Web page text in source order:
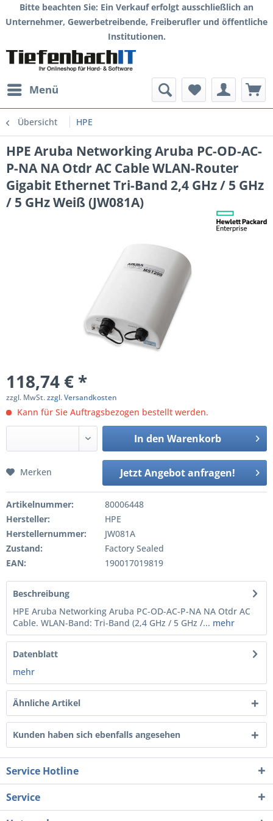
Bitte beachten Sie: Ein Verkauf erfolgt ausschließlich an
Unternehmer, Gewerbetreibende, Freiberufler und öffentliche
Institutionen.
Menü
Übersicht HPE
HPE Aruba Networking Aruba PC-OD-AC-
P-NA NA Otdr AC Cable WLAN-Router
Gigabit Ethernet Tri-Band 2,4 GHz / 5 GHz
/ 5 GHz Weiß (JW081A)
118,74 € *
zzgl. MwSt.zzgl. Versandkosten
Kann für Sie Auftragsbezogen bestellt werden.
In den Warenkorb
Jetzt Angebot anfragen!
Merken
Artikelnummer:
80006448
Hersteller:
HPE
Herstellernummer:
JW081A
Zustand:
Factory Sealed
EAN:
190017019819
Beschreibung
HPE Aruba Networking Aruba PC-OD-AC-P-NA NA Otdr AC
Cable. WLAN-Band: Tri-Band (2,4 GHz / 5 GHz /... mehr
Datenblatt
mehr
Ähnliche Artikel
Kunden haben sich ebenfalls angesehen
Service Hotline
Service